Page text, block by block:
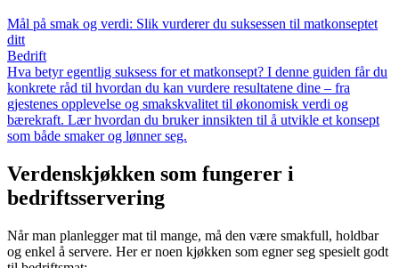
Mål på smak og verdi: Slik vurderer du suksessen til matkonseptet
ditt
Bedrift
Hva betyr egentlig suksess for et matkonsept? I denne guiden får du
konkrete råd til hvordan du kan vurdere resultatene dine – fra
gjestenes opplevelse og smakskvalitet til økonomisk verdi og
bærekraft. Lær hvordan du bruker innsikten til å utvikle et konsept
som både smaker og lønner seg.
Verdenskjøkken som fungerer i
bedriftsservering
Når man planlegger mat til mange, må den være smakfull, holdbar
og enkel å servere. Her er noen kjøkken som egner seg spesielt godt